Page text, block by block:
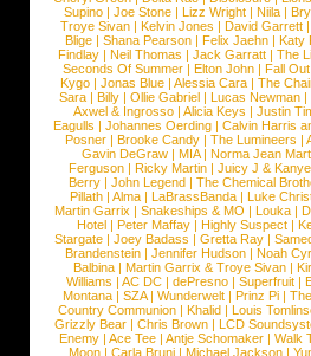
Supino |Joe Stone |Lizz Wright |Niila |
Troye Sivan | Kelvin Jones | David Garrett
Blige | Shana Pearson | Felix Jaehn | Katy
Findlay |Neil Thomas |Jack Garratt |The
Seconds Of Summer |Elton John |Fall
Kygo |Jonas Blue |Alessia Cara |The
Sara |Billy |Ollie Gabriel |Lucas Newman |
Axwel & Ingrosso | Alicia Keys | Justin
Eagulls |Johannes Oerding |Calvin Harris
Posner |Brooke Candy |The Lumineers |
Gavin DeGraw | MIA| Norma Jean
Ferguson | Ricky Martin | Juicy J &
Berry | John Legend | The Chemical
Pillath |Alma |LaBrassBanda |Luke
Martin Garrix | Snakeships & MO | Louka |
Hotel | Peter Maffay | Highly Suspect |
Stargate |Joey Badass |Gretta Ray |
Brandenstein |Jennifer Hudson |Noah
Balbina | Martin Garrix & Troye Sivan |
Williams |AC DC |dePresno |Superfruit |
Montana |SZA|Wunderwelt |Prinz Pi |
Country Communion | Khalid | Louis
Grizzly Bear | Chris Brown | LCD
Enemy | Ace Tee | Antje Schomaker | Walk
Moon |Carla Bruni |Michael Jackson |